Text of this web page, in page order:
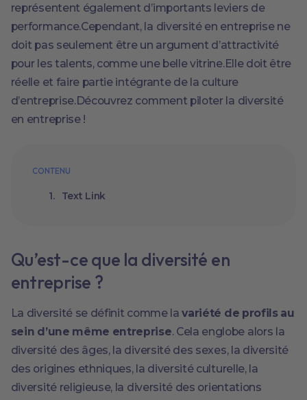
représentent également d’importants leviers de
performance.Cependant, la diversité en entreprise ne
doit pas seulement être un argument d’attractivité
pour les talents, comme une belle vitrine.Elle doit être
réelle et faire partie intégrante de la culture
d’entreprise.Découvrez comment piloter la diversité
en entreprise !
CONTENU
Text Link
Qu’est-ce que la diversité en
entreprise ?
La diversité se définit comme lavariété de profils au
sein d’une même entreprise. Cela englobe alors la
diversité des âges, la diversité des sexes, la diversité
des origines ethniques, la diversité culturelle, la
diversité religieuse, la diversité des orientations